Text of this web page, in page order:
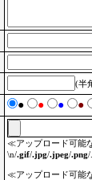
(半
● ● ● ●
≪アップロード可能
\n/.gif/.jpg/.jpeg/.png/
≪アップロード可能